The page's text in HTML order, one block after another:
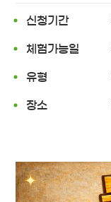
신청기간
체험가능일
유형
장소